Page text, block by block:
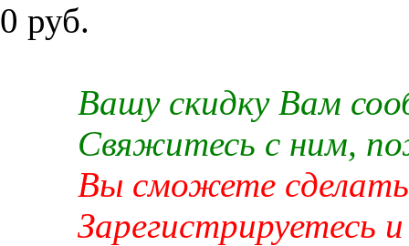
0 руб.
Вашу скидку Вам
Свяжитесь с ним,
Вы сможете сделать
Зарегистрируетесь